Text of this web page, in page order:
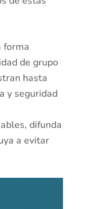
forma
de grupo
hasta
y seguridad
difunda
a evitar